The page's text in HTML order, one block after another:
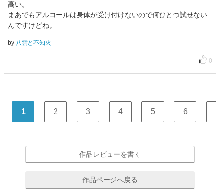
高い。
まあでもアルコールは身体が受け付けないので何ひとつ試せない
んですけどね。
by 八雲と不知火
0
1 2 3 4 5 6 7
作品レビューを書く
作品ページへ戻る